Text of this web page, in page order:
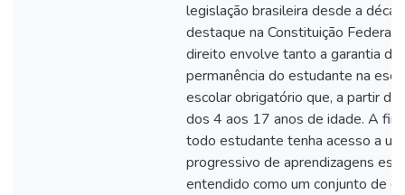
legislação brasileira desde a
destaque na Constituição Federal
direito envolve tanto a garantia do
permanência do estudante na
escolar obrigatório que, a partir
dos 4 aos 17 anos de idade. A
todo estudante tenha acesso a
progressivo de aprendizagens
entendido como um conjunto de